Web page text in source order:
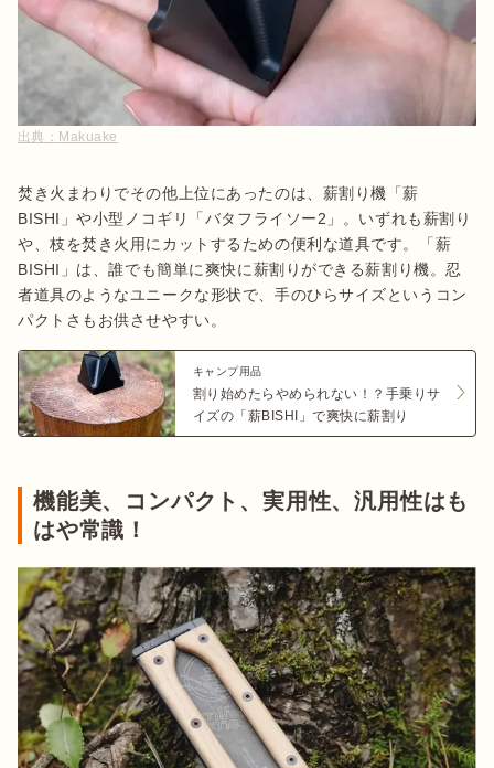
出典： Makuake
焚き火まわりでその他上位にあったのは、薪割り機「薪
BISHI」や小型ノコギリ「バタフライソー2」。いずれも薪割り
や、枝を焚き火用にカットするための便利な道具です。「薪
BISHI」は、誰でも簡単に爽快に薪割りができる薪割り機。忍
者道具のようなユニークな形状で、手のひらサイズというコン
パクトさもお供させやすい。
キャンプ用品
割り始めたらやめられない！？手乗りサ
イズの「薪BISHI」で爽快に薪割り
機能美、コンパクト、実用性、汎用性はも
はや常識！